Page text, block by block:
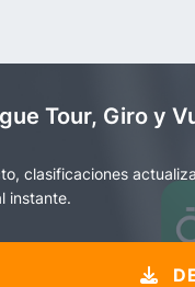
Tour, Giro y
clasificaciones
instante.